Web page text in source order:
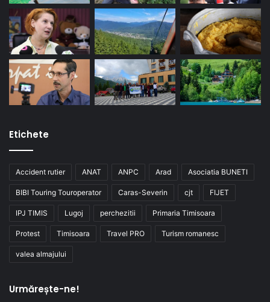
Etichete
Accident rutier ANAT ANPC Arad Asociatia BUNETI
BIBI Touring Touroperator Caras-Severin cjt FIJET
IPJ TIMIS Lugoj perchezitii Primaria Timisoara
Protest Timisoara Travel PRO Turism romanesc
valea almajului
Urmărește-ne!